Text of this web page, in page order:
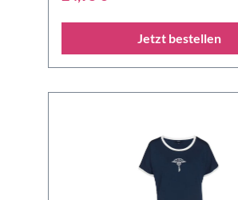
Jetzt bestellen